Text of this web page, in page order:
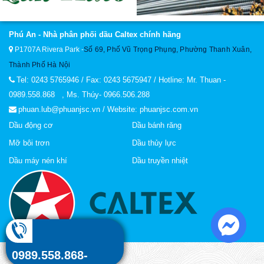
0989.558.868-
Phú An - Nhà phân phối dầu Caltex chính hãng
P1707A Rivera Park -Số 69, Phố Vũ Trọng Phụng, Phường Thanh Xuân,
Thành Phố Hà Nội
Tel: 0243 5765946 / Fax: 0243 5675947 / Hotline: Mr. Thuan -
0989.558.868 , Ms. Thúy- 0966.506.288
phuan.lub@phuanjsc.vn / Website: phuanjsc.com.vn
Dầu động cơ
Dầu bánh răng
Mỡ bôi trơn
Dầu thủy lực
Dầu máy nén khí
Dầu truyền nhiệt